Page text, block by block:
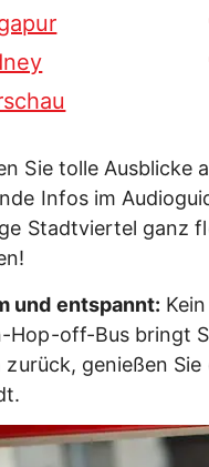
Sie tolle Ausblicke
Infos im
Stadtviertel ganz
und entspannt:
Hop-off-Bus bringt
zurück, genießen